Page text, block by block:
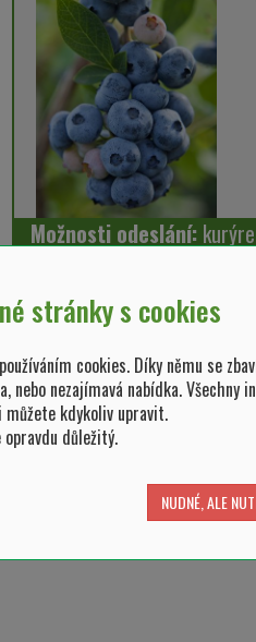
Možnosti odeslání:
stránky s cookies
cookies. Díky němu se
nezajímavá nabídka. Všechny
můžete kdykoliv upravit.
důležitý.
NUDNÉ, ALE